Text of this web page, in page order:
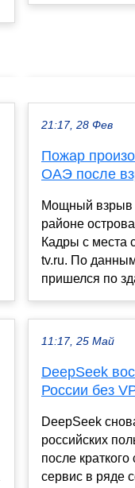
21:17, 28 Фев
Пожар
ОАЭ после
Мощный взрыв
районе
Кадры с места
tv.ru. По
пришелся по
11:17, 25 Май
DeepSeek
России без
DeepSeek
российских
после краткого
сервис в ряде